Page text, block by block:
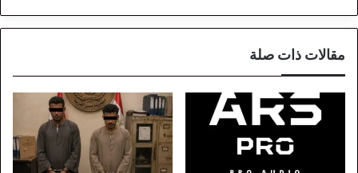
مقالات ذات صلة